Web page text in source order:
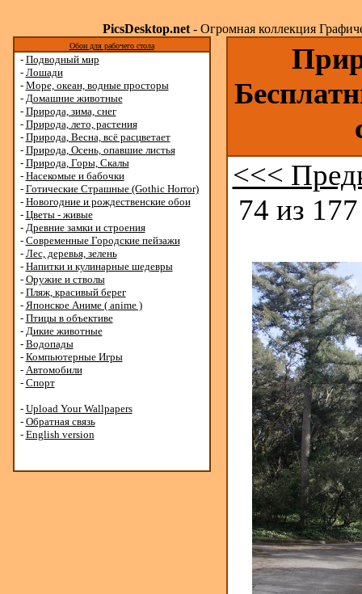
PicsDesktop.net- Огромная коллекция
Обои для рабочего стола
- Подводный мир
- Лошади
- Море, океан, водные просторы
- Домашние животные
- Природа, зима, снег
- Природа, лето, растения
- Природа, Весна, всё расцветает
- Природа, Осень, опавшие листья
- Природа, Горы, Скалы
- Насекомые и бабочки
- Готические Страшные (Gothic Horror)
- Новогодние и рождественские обои
- Цветы - живые
- Древние замки и строения
- Современные Городские пейзажи
- Лес, деревья, зелень
- Напитки и кулинарные шедевры
- Оружие и стволы
- Пляж, красивый берег
- Японское Аниме ( anime )
- Птицы в объективе
- Дикие животные
- Водопады
- Компьютерные Игры
- Автомобили
- Спорт
- Upload Your Wallpapers
- Обратная связь
- English version
<<<
74 из